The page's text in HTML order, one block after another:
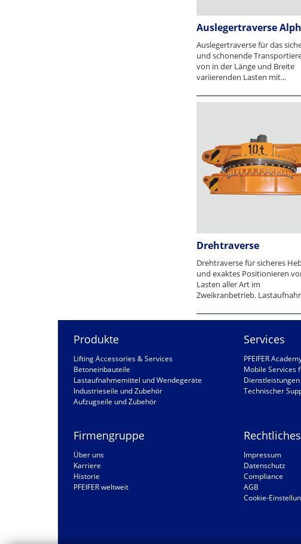
Auslegertraverse
Auslegertraverse für das
und schonende
von in der Länge und Breite
variierenden Lasten mit...
Drehtraverse
Drehtraverse für sicheres
und exaktes Positionieren
Lasten aller Art im
Zweikranbetrieb.
Produkte
Lifting Accessories & Services
Betoneinbauteile
Lastaufnahmemittel und Wendegeräte
Industrieseile und Zubehör
Aufzugseile und Zubehör
Services
PFEIFER
Mobile Services
Technischer
Firmengruppe
Über uns
Karriere
Historie
PFEIFER weltweit
Rechtliches
Impressum
Datenschutz
Compliance
AGB
Cookie-